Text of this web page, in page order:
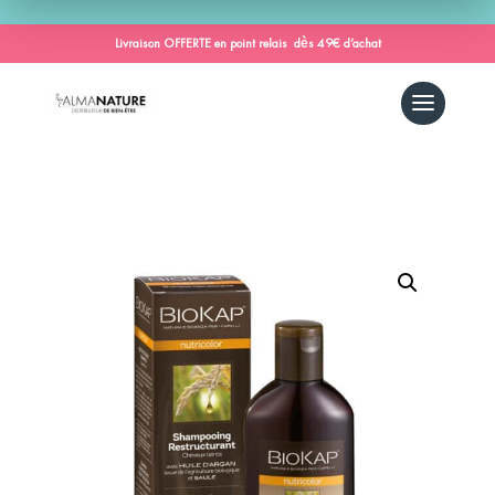
Livraison OFFERTE en point relais dès 49€ d’achat